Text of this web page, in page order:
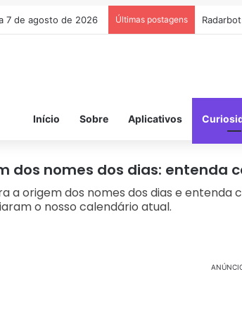
7 de agosto de 2026 Últimas postagens
Início Sobre Aplicativos
dos nomes dos dias: entenda
a origem dos nomes dos dias e entenda
o nosso calendário atual.